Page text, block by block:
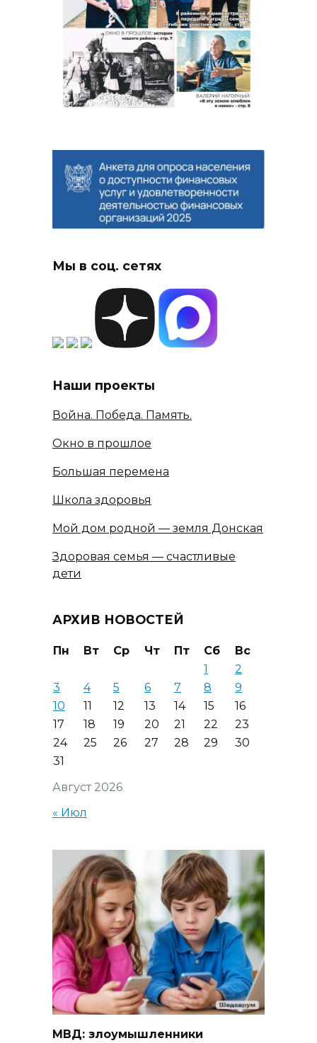
Мы в соц. сетях
Наши проекты
Война. Победа. Память.
Окно в прошлое
Большая перемена
Школа здоровья
Мой дом родной — земля Донская
Здоровая семья — счастливые
дети
АРХИВ НОВОСТЕЙ
Август 2026
Пн Вт Ср Чт Пт Сб
Вс
1
2
3
4 5 6 7 8
9
10
11 12 13 14 15
16
17
18 19 20 21 22
23
24
25 26 27 28 29
30
31
« Июл
МВД: злоумышленники